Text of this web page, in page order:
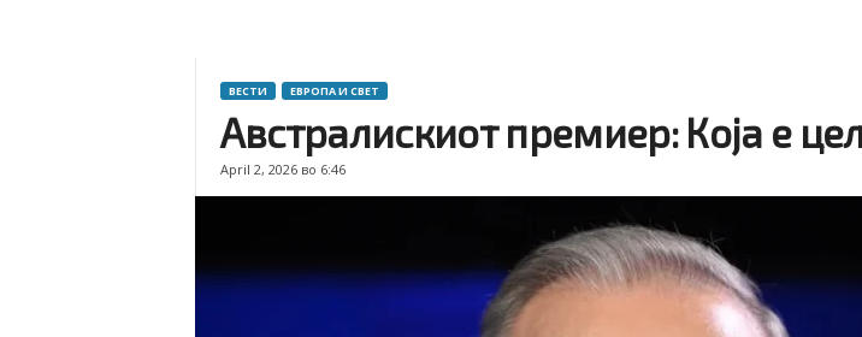
ВЕСТИ ЕВРОПА И СВЕТ
Австралискиот премиер: Која е
April 2, 2026 во 6:46